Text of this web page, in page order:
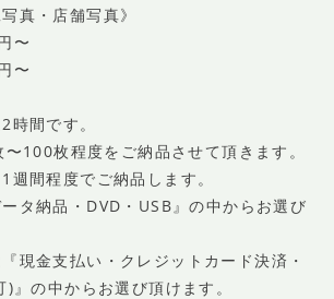
真・店舗写真》
〜
〜
時間です。
〜100枚程度をご納品させて頂きます。
週間程度でご納品します。
タ納品・DVD・USB』の中からお選び
現金支払い・クレジットカード決済・
』の中からお選び頂けます。